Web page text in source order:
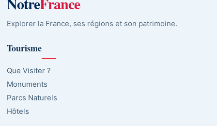
Explorer la France, ses régions et son patrimoine.
Tourisme
Que Visiter ?
Monuments
Parcs Naturels
Hôtels